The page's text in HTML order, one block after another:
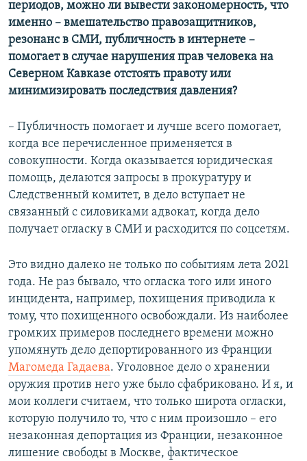
периодов, можно ли вывести закономерность, что
именно – вмешательство правозащитников,
резонанс в СМИ, публичность в интернете –
помогает в случае нарушения прав человека на
Северном Кавказе отстоять правоту или
минимизировать последствия давления?
– Публичность помогает и лучше всего помогает,
когда все перечисленное применяется в
совокупности. Когда оказывается юридическая
помощь, делаются запросы в прокуратуру и
Следственный комитет, в дело вступает не
связанный с силовиками адвокат, когда дело
получает огласку в СМИ и расходится по соцсетям.
Это видно далеко не только по событиям лета 2021
года. Не раз бывало, что огласка того или иного
инцидента, например, похищения приводила к
тому, что похищенного освобождали. Из наиболее
громких примеров последнего времени можно
упомянуть дело депортированного из Франции
Магомеда Гадаева. Уголовное дело о хранении
оружия против него уже было сфабриковано. И я, и
мои коллеги считаем, что только широта огласки,
которую получило то, что с ним произошло – его
незаконная депортация из Франции, незаконное
лишение свободы в Москве, фактическое